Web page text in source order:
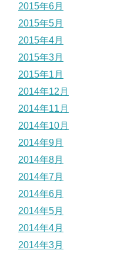
2015年6月
2015年5月
2015年4月
2015年3月
2015年1月
2014年12月
2014年11月
2014年10月
2014年9月
2014年8月
2014年7月
2014年6月
2014年5月
2014年4月
2014年3月